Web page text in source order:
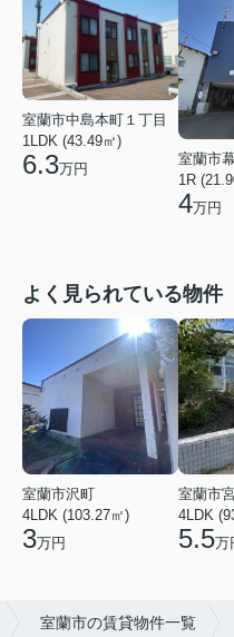
室蘭市中島本町１丁目
1LDK (43.49㎡)
6.3万円
室蘭市
1R
4万円
よく見られている物件
室蘭市沢町
4LDK (103.27㎡)
3万円
室蘭市
4LDK
5.5万
室蘭市の賃貸物件一覧